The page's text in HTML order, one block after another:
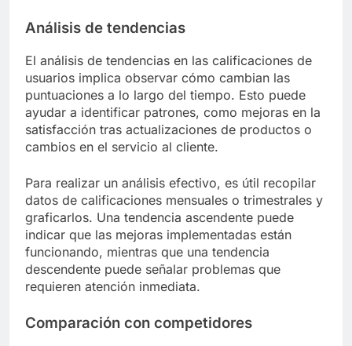
Análisis de tendencias
El análisis de tendencias en las calificaciones de
usuarios implica observar cómo cambian las
puntuaciones a lo largo del tiempo. Esto puede
ayudar a identificar patrones, como mejoras en la
satisfacción tras actualizaciones de productos o
cambios en el servicio al cliente.
Para realizar un análisis efectivo, es útil recopilar
datos de calificaciones mensuales o trimestrales y
graficarlos. Una tendencia ascendente puede
indicar que las mejoras implementadas están
funcionando, mientras que una tendencia
descendente puede señalar problemas que
requieren atención inmediata.
Comparación con competidores